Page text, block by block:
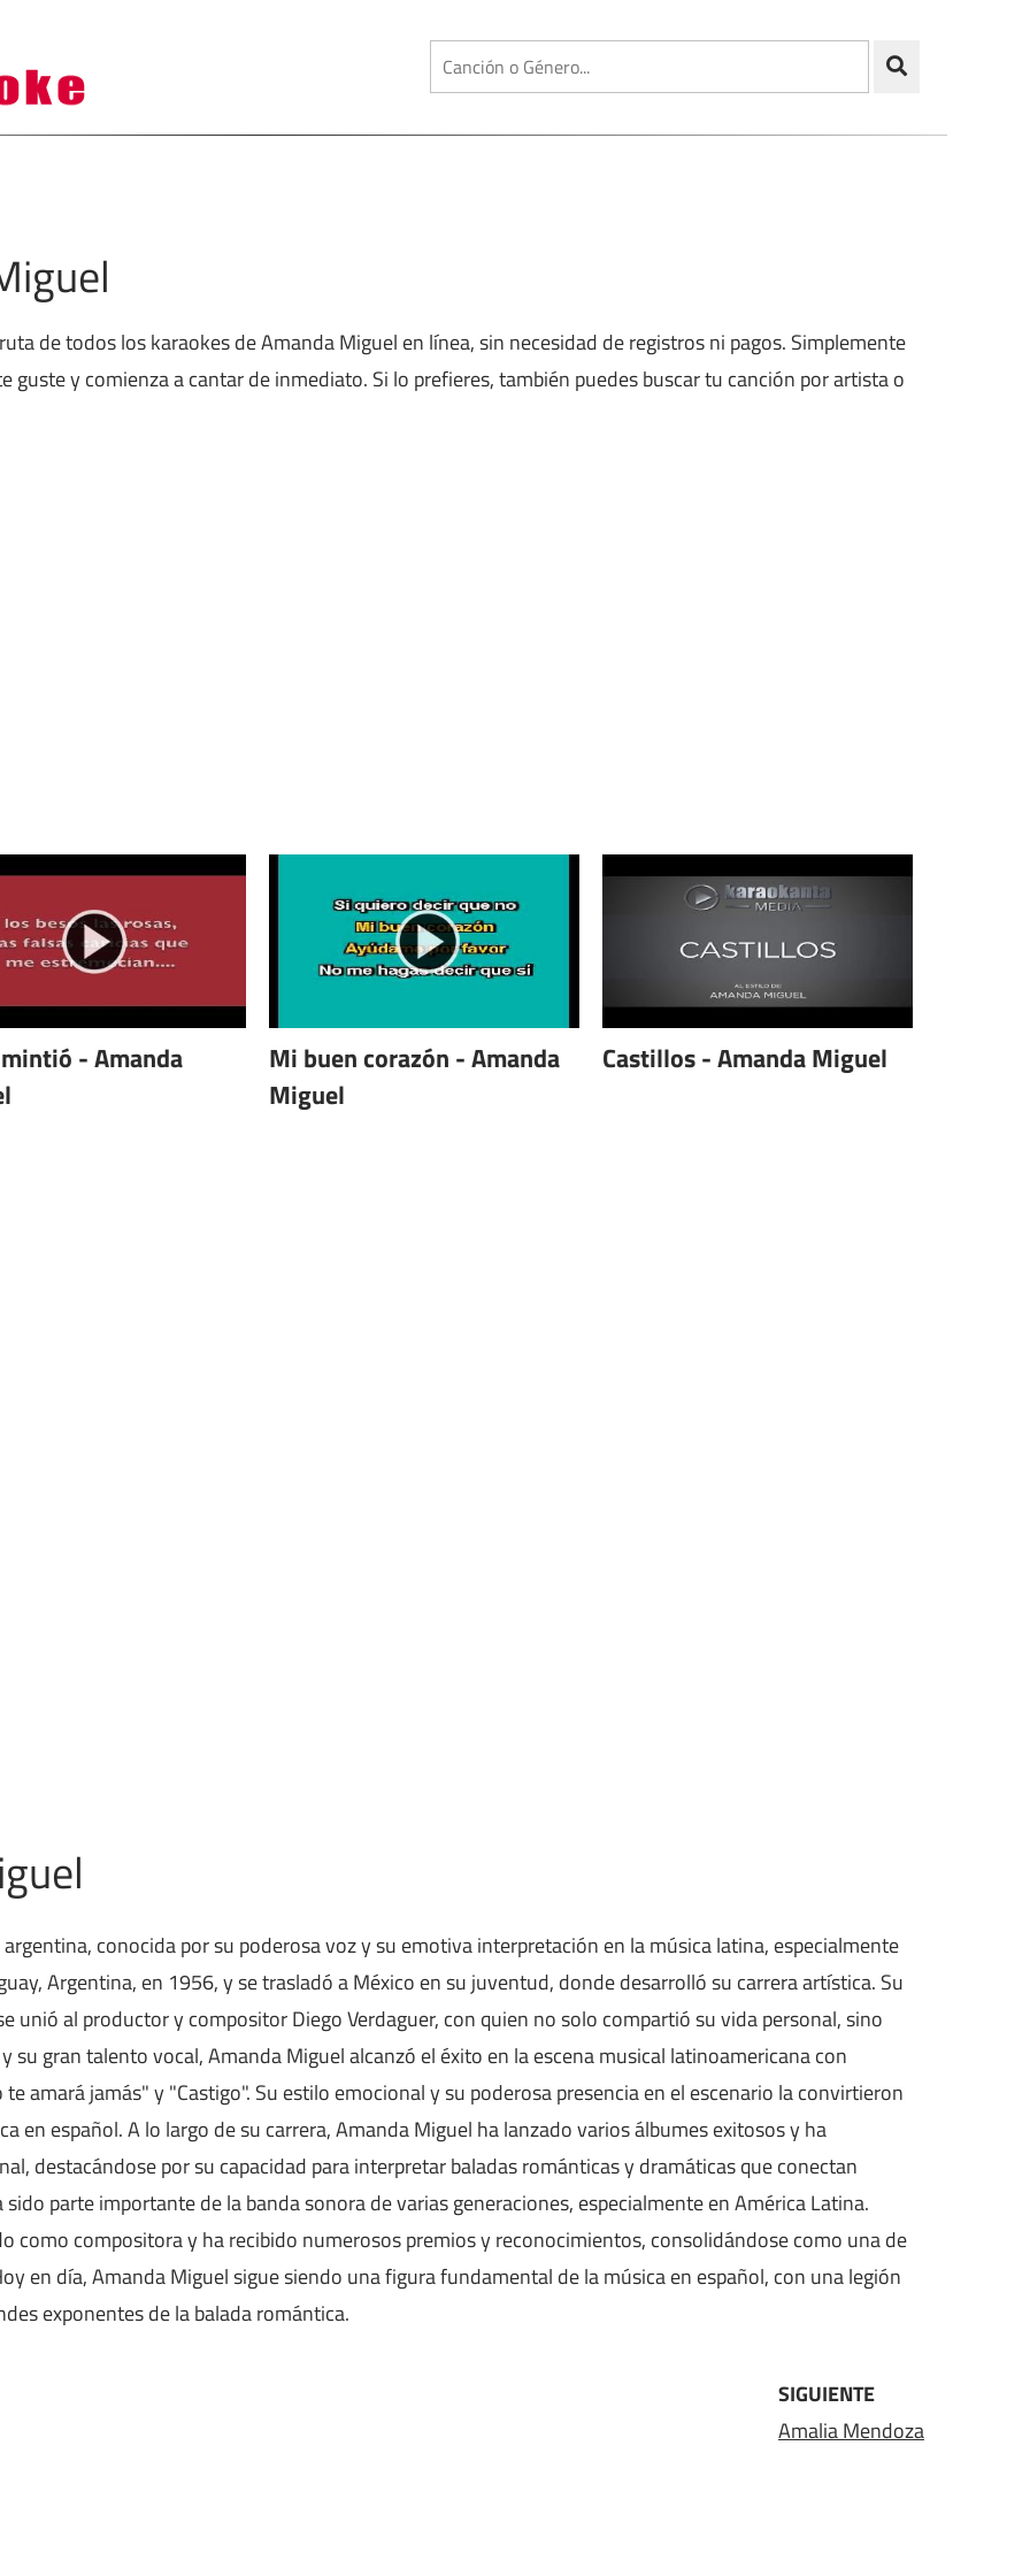
de todos los karaokes de Amanda Miguel en línea, sin necesidad de registros ni pagos. Simplemente
guste y comienza a cantar de inmediato. Si lo prefieres, también puedes buscar tu canción por artista o
- Amanda
Mi buen corazón - Amanda
Miguel
Castillos - Amanda Miguel
conocida por su poderosa voz y su emotiva interpretación en la música latina, especialmente
Argentina, en 1956, y se trasladó a México en su juventud, donde desarrolló su carrera artística. Su
unió al productor y compositor Diego Verdaguer, con quien no solo compartió su vida personal, sino
su gran talento vocal, Amanda Miguel alcanzó el éxito en la escena musical latinoamericana con
amará jamás" y "Castigo". Su estilo emocional y su poderosa presencia en el escenario la convirtieron
en español. A lo largo de su carrera, Amanda Miguel ha lanzado varios álbumes exitosos y ha
destacándose por su capacidad para interpretar baladas románticas y dramáticas que conectan
parte importante de la banda sonora de varias generaciones, especialmente en América Latina.
como compositora y ha recibido numerosos premios y reconocimientos, consolidándose como una de
en día, Amanda Miguel sigue siendo una figura fundamental de la música en español, con una legión
exponentes de la balada romántica.
SIGUIENTE
Amalia Mendoza